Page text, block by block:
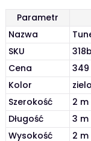
Parametr
Nazwa
SKU
Cena
349
Kolor
Szerokość
2 m
Długość
3 m
Wysokość
2